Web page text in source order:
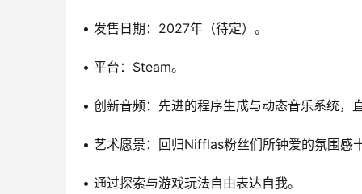
• 发售日期：2027年（待定）。
• 平台：Steam。
• 创新音频：先进的程序生成与动态音乐系统，
• 艺术愿景：回归Nifflas粉丝们所钟爱的氛围感
• 通过探索与游戏玩法自由表达自我。